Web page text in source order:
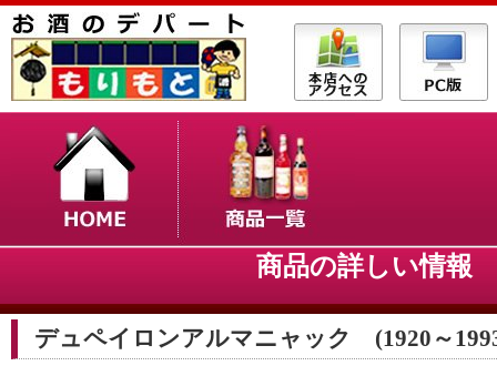
商品の詳しい情
デュペイロンアルマニャック (1920～